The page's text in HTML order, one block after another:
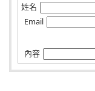
姓名
Email
內容